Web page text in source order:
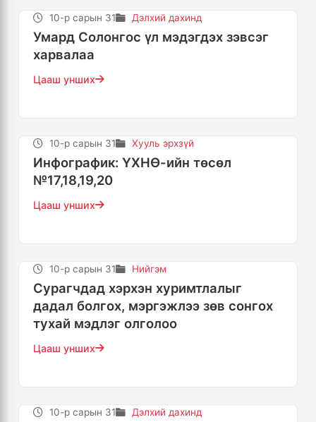
10-р сарын 31 Дэлхий дахинд
Умард Солонгос үл мэдэгдэх зэвсэг
харвалаа
Цааш унших
10-р сарын 31 Хууль эрхзүй
Инфографик: ҮХНӨ-ийн төсөл
№17,18,19,20
Цааш унших
10-р сарын 31 Нийгэм
Сурагчдад хэрхэн хуримтлалыг
дадал болгох, мэргэжлээ зөв сонгох
тухай мэдлэг олголоо
Цааш унших
10-р сарын 31 Дэлхий дахинд